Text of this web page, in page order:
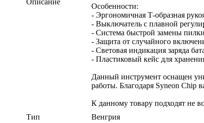
Описание
Особенности:
- Эргономичная Т-образная
- Выключатель с плавной
- Система быстрой замены
- Защита от случайного
- Световая индикация заряда
- Пластиковый кейс для
Данный инструмент оснащен
работы. Благодаря Syneon Chip
К данному товару подходят не
Тип
Венгрия